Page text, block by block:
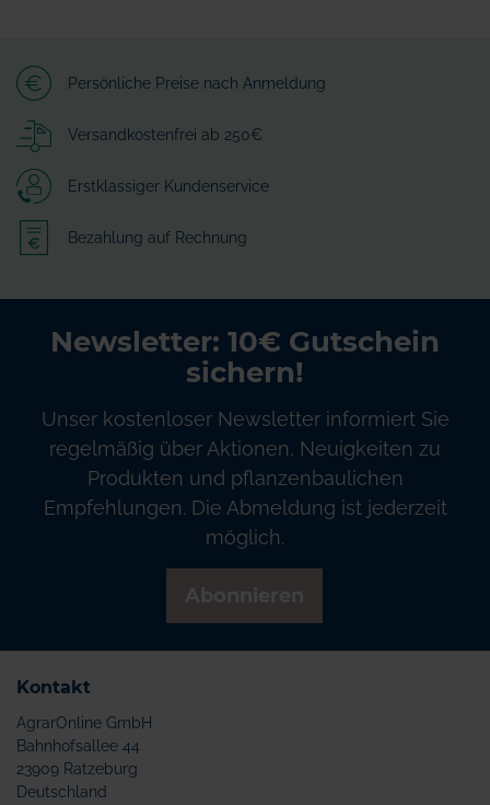
Persönliche Preise nach Anmeldung
Versandkostenfrei ab 250€
Erstklassiger Kundenservice
Bezahlung auf Rechnung
Newsletter: 10€ Gutschein
sichern!
Unser kostenloser Newsletter informiert Sie
regelmäßig über Aktionen, Neuigkeiten zu
Produkten und pflanzenbaulichen
Empfehlungen. Die Abmeldung ist jederzeit
möglich.
Kontakt
AgrarOnline GmbH
Bahnhofsallee 44
23909 Ratzeburg
Deutschland